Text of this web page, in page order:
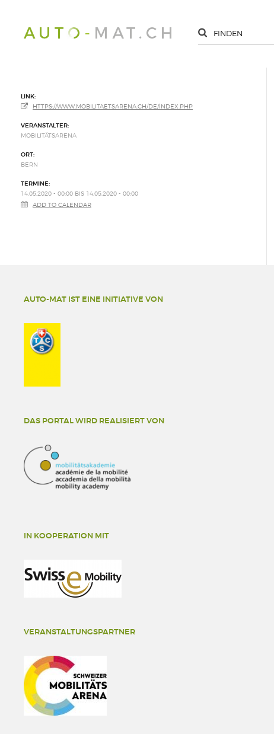
LINK:
HTTPS://WWW.MOBILITAETSARENA.CH/DE/INDEX.PHP
VERANSTALTER:
MOBILITÄTSARENA
ORT:
BERN
TERMINE:
14.05.2020 - 00:00 BIS 14.05.2020 - 00:00
ADD TO CALENDAR
AUTO-MAT IST EINE INITIATIVE VON
DAS PORTAL WIRD REALISIERT VON
IN KOOPERATION MIT
VERANSTALTUNGSPARTNER